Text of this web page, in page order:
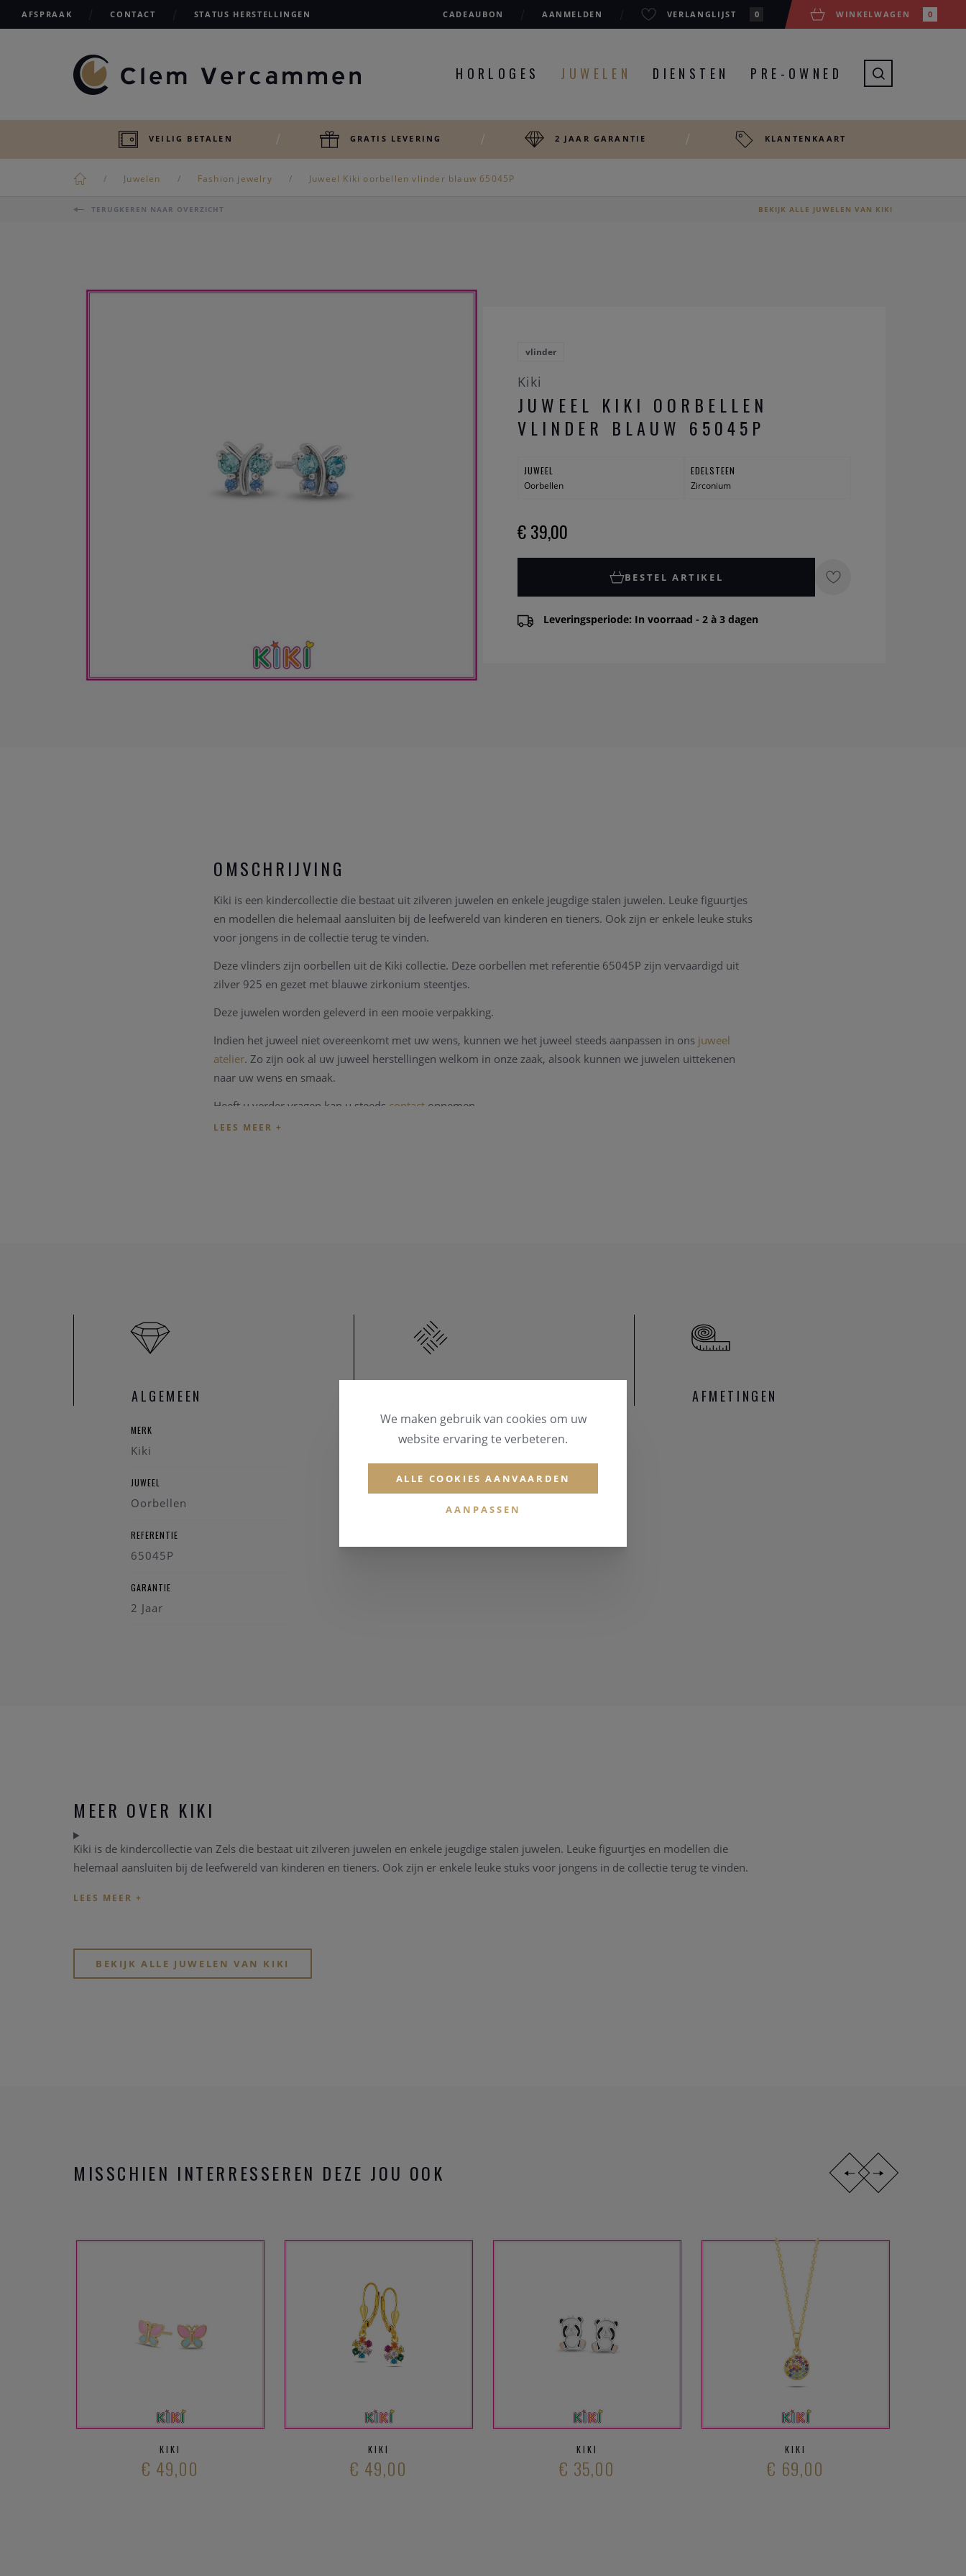
AFSPRAAK CONTACT STATUS HERSTELLINGEN CADEAUBON AANMELDEN VERLANGLIJST 0 WINKELWAGEN 0
HORLOGES JUWELEN DIENSTEN PRE-OWNED
VEILIG BETALEN GRATIS LEVERING 2 JAAR GARANTIE KLANTENKAART
Juwelen Fashion jewelry Juweel Kiki oorbellen vlinder blauw 65045P
TERUGKEREN NAAR OVERZICHT BEKIJK ALLE JUWELEN VAN KIKI
vlinder
Kiki
JUWEEL KIKI OORBELLEN
VLINDER BLAUW 65045P
JUWEEL
Oorbellen
EDELSTEEN
Zirconium
€ 39,00
BESTEL ARTIKEL
Leveringsperiode: In voorraad - 2 à 3 dagen
OMSCHRIJVING
Kiki is een kindercollectie die bestaat uit zilveren juwelen en enkele jeugdige stalen juwelen. Leuke figuurtjes
en modellen die helemaal aansluiten bij de leefwereld van kinderen en tieners. Ook zijn er enkele leuke stuks
voor jongens in de collectie terug te vinden.
Deze vlinders zijn oorbellen uit de Kiki collectie. Deze oorbellen met referentie 65045P zijn vervaardigd uit
zilver 925 en gezet met blauwe zirkonium steentjes.
Deze juwelen worden geleverd in een mooie verpakking.
Indien het juweel niet overeenkomt met uw wens, kunnen we het juweel steeds aanpassen in ons juweel
atelier. Zo zijn ook al uw juweel herstellingen welkom in onze zaak, alsook kunnen we juwelen uittekenen
naar uw wens en smaak.
Heeft u verder vragen kan u steeds contact opnemen.
ALGEMEEN
MERK
Kiki
JUWEEL
Oorbellen
REFERENTIE
65045P
GARANTIE
2 Jaar
MATERIAAL & KLEUR
EDELSTENEN
Zirconium
AFMETINGEN
MEER OVER KIKI
Kiki is de kindercollectie van Zels die bestaat uit zilveren juwelen en enkele jeugdige stalen juwelen. Leuke figuurtjes en modellen die
helemaal aansluiten bij de leefwereld van kinderen en tieners. Ook zijn er enkele leuke stuks voor jongens in de collectie terug te vinden.
BEKIJK ALLE JUWELEN VAN KIKI
MISSCHIEN INTERRESSEREN DEZE JOU OOK
KIKI
€ 49,00
KIKI
€ 49,00
KIKI
€ 35,00
KIKI
€ 69,00
We maken gebruik van cookies om uw
website ervaring te verbeteren.
ALLE COOKIES AANVAARDEN
AANPASSEN